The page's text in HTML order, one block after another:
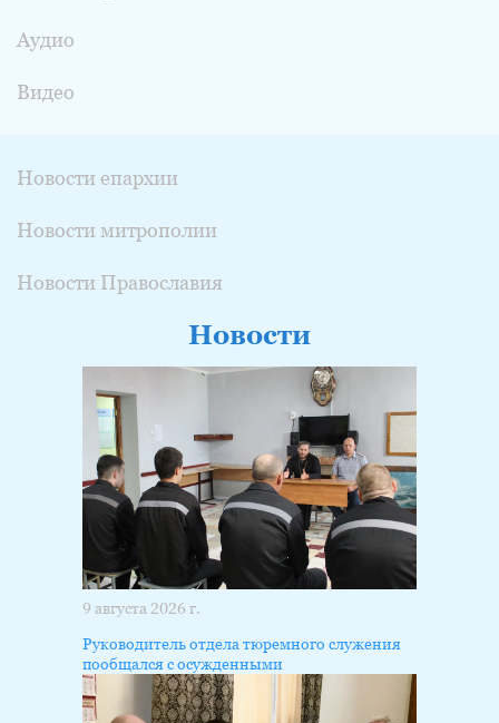
Аудио
Видео
Новости епархии
Новости митрополии
Новости Православия
Новости
9 августа 2026 г.
Руководитель отдела тюремного служения
пообщался с осужденными